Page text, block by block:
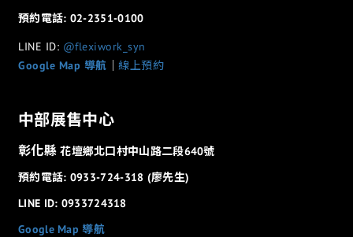
預約電話: 02-2351-0100
LINE ID: @flexiwork_syn
Google Map 導航
線上預約
中部展售中心
彰化縣花壇鄉北口村中山路二段640號
預約電話: 0933-724-318 (廖先生)
LINE ID: 0933724318
Google Map 導航